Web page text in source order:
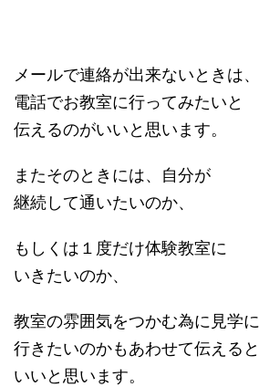
メールで連絡が出来ないときは、
電話でお教室に行ってみたいと
伝えるのがいいと思います。
またそのときには、自分が
継続して通いたいのか、
もしくは１度だけ体験教室に
いきたいのか、
教室の雰囲気をつかむ為に見学に
行きたいのかもあわせて伝えると
いいと思います。